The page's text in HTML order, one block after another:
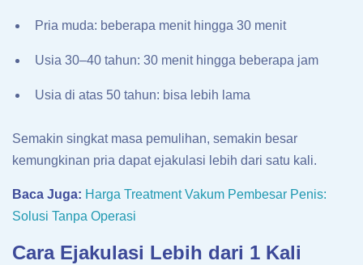
Pria muda: beberapa menit hingga 30 menit
Usia 30–40 tahun: 30 menit hingga beberapa jam
Usia di atas 50 tahun: bisa lebih lama
Semakin singkat masa pemulihan, semakin besar
kemungkinan pria dapat ejakulasi lebih dari satu kali.
Baca Juga: Harga Treatment Vakum Pembesar Penis:
Solusi Tanpa Operasi
Cara Ejakulasi Lebih dari 1 Kali